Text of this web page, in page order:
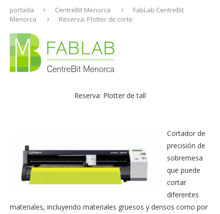
portada CentreBit Menorca
FabLab CentreBit
Menorca
Reserva: Plotter de corte
Reserva: Plotter de tall
Cortador de
precisión de
sobremesa
que puede
cortar
diferentes
materiales, incluyendo materiales gruesos y densos como por